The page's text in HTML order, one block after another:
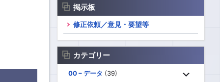
掲示板
修正依頼／意見・要望等
カテゴリー
00 – データ (39)